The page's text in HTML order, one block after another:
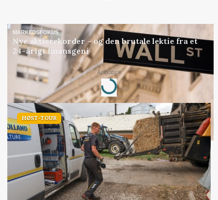
MARKEDSFOKUS
Nye aktierekorder – og den brutale lektie fra et
24-årigt finansgeni
Annonce
Loading...
HØST-TOUR